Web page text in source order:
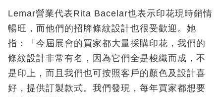
Lemar營業代表Rita Bacelar也表示印花現時銷情
暢旺，而他們的招牌條紋設計也很受歡迎。她
指：「今屆展會的買家都大量採購印花，我們的
條紋設計非常有名，因為它們全是梭織而成，不
是印上，而且我們也可按照客戶的顏色及設計喜
好，提供訂製款式。我們發現，每年買家都想要